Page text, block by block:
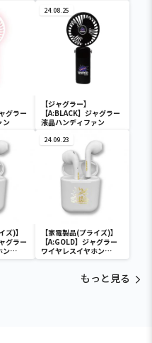
グラー
ン
24.08.25
【ジャグラー】
【A:BLACK】ジャグラー
液晶ハンディファン
ズ)】
グラー
ン
24.09.23
【家電製品(プライズ)】
【A:GOLD】ジャグラー
ワイヤレスイヤホン
2(GOLD&SILVER)
もっと見る